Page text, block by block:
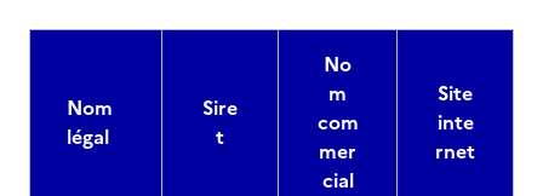
Nom
légal
Sire
t
No
m
com
mer
cial
Site
inte
rnet